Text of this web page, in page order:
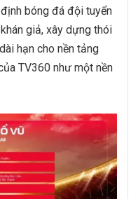
bóng đá đội tuyển
giả, xây dựng thói
hạn cho nền tảng
TV360 như một nền